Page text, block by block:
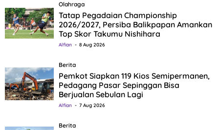
Olahraga
Tatap Pegadaian Championship
2026/2027, Persiba Balikpapan Amankan
Top Skor Takumu Nishihara
Alfian 8 Aug 2026
Berita
Pemkot Siapkan 119 Kios Semipermanen,
Pedagang Pasar Sepinggan Bisa
Berjualan Sebulan Lagi
Alfian 7 Aug 2026
Berita